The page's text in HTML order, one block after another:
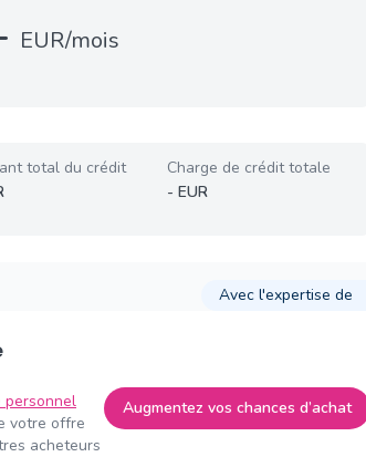
EUR/mois
total du crédit
Charge de crédit totale
- EUR
Avec l'expertise de
votre offre
acheteurs
Augmentez vos chances d’achat